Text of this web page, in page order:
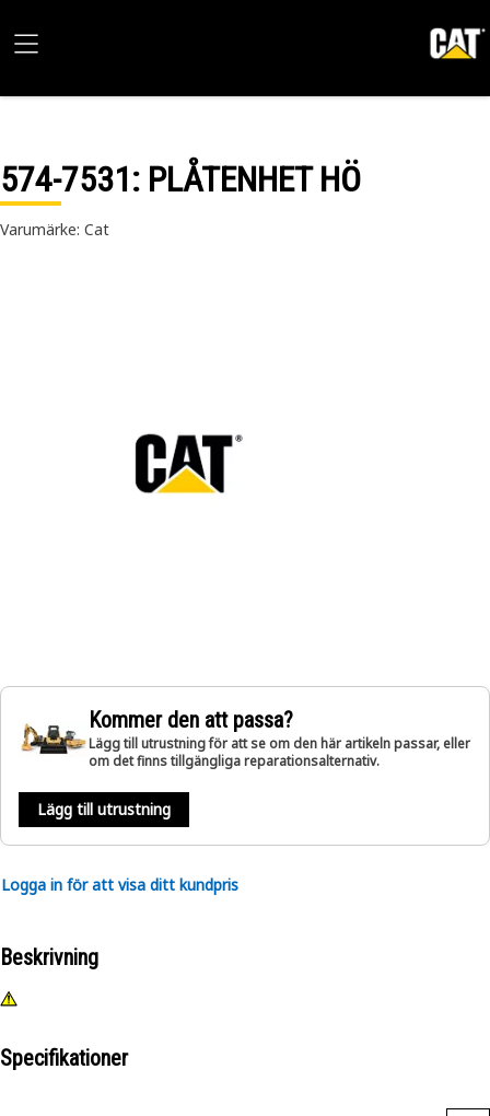
574-7531: PLÅTENHET HÖ
Varumärke: Cat
Kommer den att passa?
Lägg till utrustning för att se om den här artikeln passar, eller
om det finns tillgängliga reparationsalternativ.
Lägg till utrustning
Logga in för att visa ditt kundpris
Beskrivning
Specifikationer